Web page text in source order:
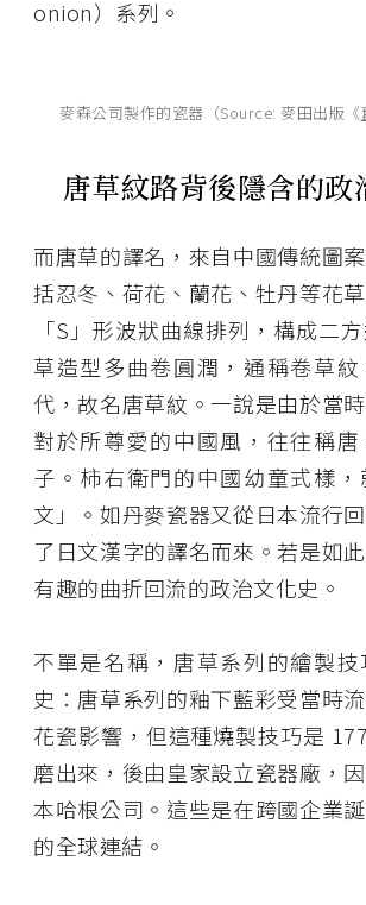
onion）系列。
麥森公司製作的瓷器 （Source: 麥田出版《
唐草紋路背後隱含的政
而唐草的譯名，來自中國傳統圖
括忍冬、荷花、蘭花、牡丹等花
「S」形波狀曲線排列，構成二
草造型多曲卷圓潤，通稱卷草
代，故名唐草紋。一說是由於當
對於所尊愛的中國風，往往稱
子。柿右衛門的中國幼童式樣
文」。如丹麥瓷器又從日本流行
了日文漢字的譯名而來。若是如
有趣的曲折回流的政治文化史。
不單是名稱，唐草系列的繪製
史：唐草系列的釉下藍彩受當時
花瓷影響，但這種燒製技巧是
磨出來，後由皇家設立瓷器廠，
本哈根公司。這些是在跨國企業
的全球連結。